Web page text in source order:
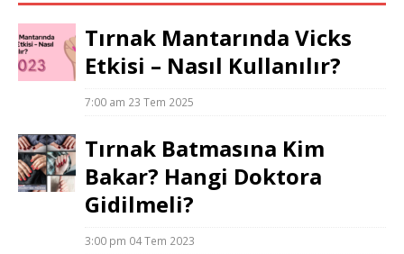
Tırnak Mantarında Vicks
Etkisi – Nasıl Kullanılır?
7:00 am 23 Tem 2025
Tırnak Batmasına Kim
Bakar? Hangi Doktora
Gidilmeli?
3:00 pm 04 Tem 2023